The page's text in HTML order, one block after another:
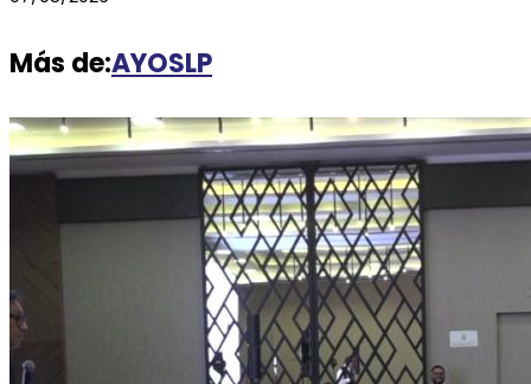
Más de:AYOSLP